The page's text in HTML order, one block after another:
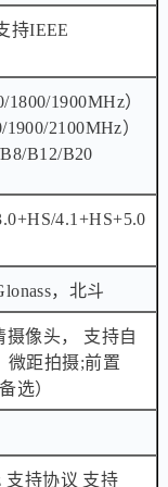
持IEEE
1900MHz）
2100MHz）
B12/B20
4.1+HS+5.0
，北斗
摄像头， 支持自
微距拍摄;前置
选）
支持协议 支持